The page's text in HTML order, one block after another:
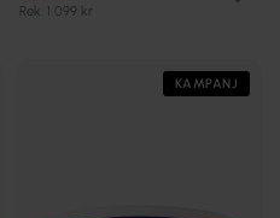
Rek. 1 099 kr
KAMPANJ